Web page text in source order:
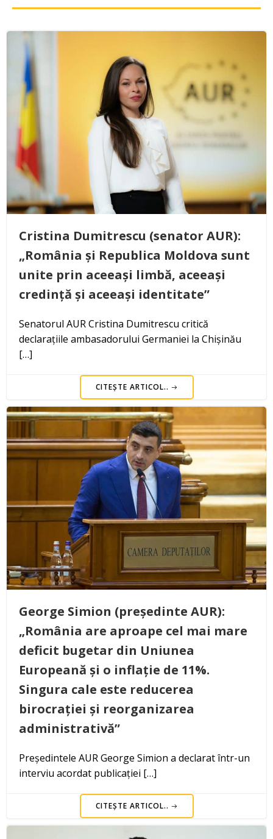
Cristina Dumitrescu (senator AUR):
„România și Republica Moldova sunt
unite prin aceeași limbă, aceeași
credință și aceeași identitate”
Senatorul AUR Cristina Dumitrescu critică
declarațiile ambasadorului Germaniei la Chișinău
[…]
CITEȘTE ARTICOL..
George Simion (președinte AUR):
„România are aproape cel mai mare
deficit bugetar din Uniunea
Europeană și o inflație de 11%.
Singura cale este reducerea
birocrației și reorganizarea
administrativă”
Președintele AUR George Simion a declarat într-un
interviu acordat publicației […]
CITEȘTE ARTICOL..